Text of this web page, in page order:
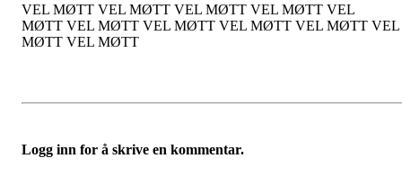
VEL MØTT VEL MØTT VEL MØTT VEL MØTT VEL
MØTT VEL MØTT VEL MØTT VEL MØTT VEL MØTT VEL
MØTT VEL MØTT
Logg inn for å skrive en kommentar.